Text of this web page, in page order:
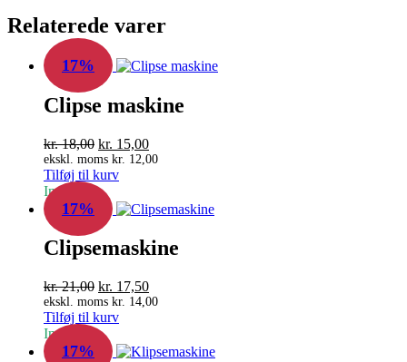
Relaterede varer
17%
Clipse maskine
kr.18,00 Den
oprindelige
pris
var:
kr. 18,00.
kr. 15,00Den
aktuelle
kr. 15,00.
ekskl. moms kr. 12,00
Tilføj til kurv
In Stock
17%
Clipsemaskine
kr.21,00 Den
oprindelige
pris
var:
kr. 21,00.
kr. 17,50Den
aktuelle
kr. 17,50.
ekskl. moms kr. 14,00
Tilføj til kurv
In Stock
17%